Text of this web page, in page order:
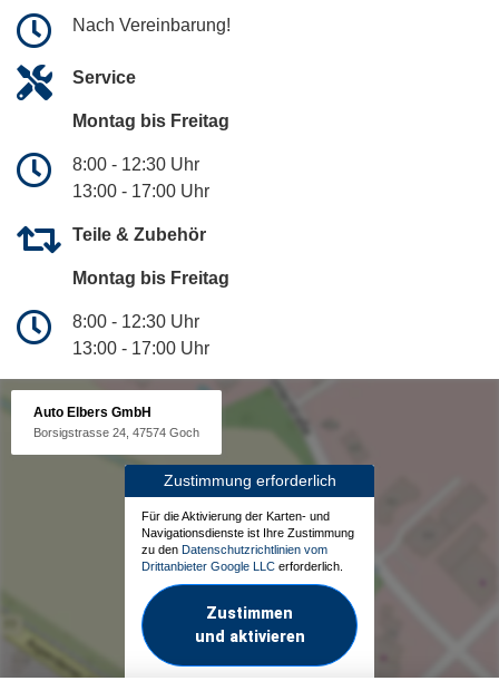
Nach Vereinbarung!
Service
Montag bis Freitag
8:00 - 12:30 Uhr
13:00 - 17:00 Uhr
Teile & Zubehör
Montag bis Freitag
8:00 - 12:30 Uhr
13:00 - 17:00 Uhr
Auto Elbers GmbH
Borsigstrasse 24, 47574 Goch
Zustimmung erforderlich
Für die Aktivierung der Karten- und
Navigationsdienste ist Ihre Zustimmung
zu den Datenschutzrichtlinien vom
Drittanbieter Google LLC erforderlich.
Zustimmen
und aktivieren